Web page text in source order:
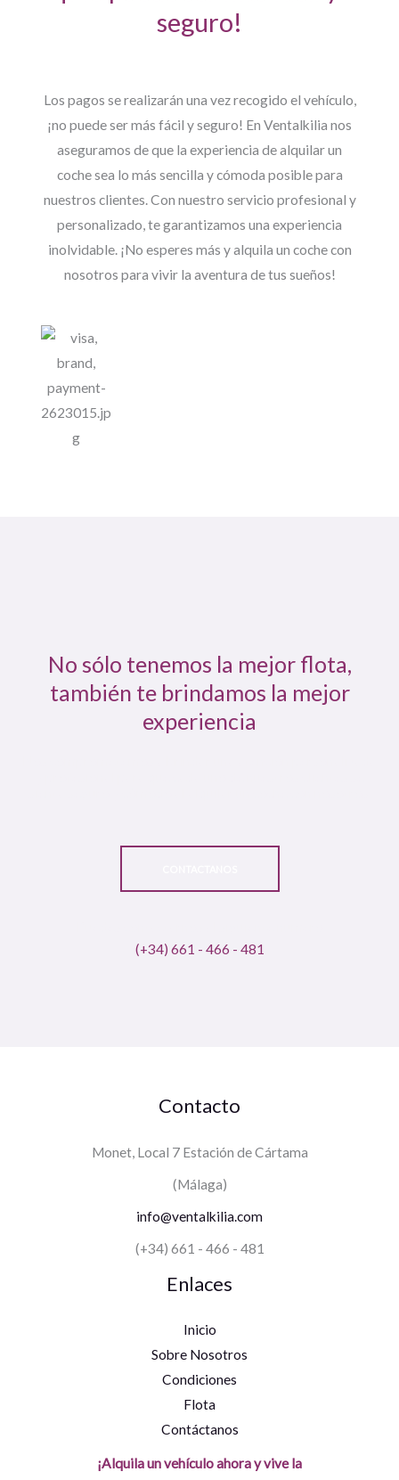
seguro!
Los pagos se realizarán una vez recogido el vehículo,
¡no puede ser más fácil y seguro! En Ventalkilia nos
aseguramos de que la experiencia de alquilar un
coche sea lo más sencilla y cómoda posible para
nuestros clientes. Con nuestro servicio profesional y
personalizado, te garantizamos una experiencia
inolvidable. ¡No esperes más y alquila un coche con
nosotros para vivir la aventura de tus sueños!
No sólo tenemos la mejor flota,
también te brindamos la mejor
experiencia
(+34) 661 - 466 - 481
Contacto
Monet, Local 7 Estación de Cártama
(Málaga)
info@ventalkilia.com
(+34) 661 - 466 - 481
Enlaces
Inicio
Sobre Nosotros
Condiciones
Flota
Contáctanos
¡Alquila un vehículo ahora y vive la